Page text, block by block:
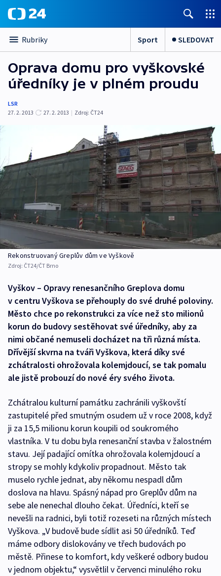
Rubriky Sport SLEDOVAT
Oprava domu pro vyškovské
úředníky je v plném proudu
LSR
27. 2. 2013
27. 2. 2013 | Zdroj: ČT24
Rekonstruovaný Greplův dům ve Vyškově
Zdroj: ČT24/ČT Brno
Vyškov – Opravy renesančního Greplova domu
v centru Vyškova se přehouply do své druhé poloviny.
Město chce po rekonstrukci za více než sto milionů
korun do budovy sestěhovat své úředníky, aby za
nimi občané nemuseli docházet na tři různá místa.
Dřívější skvrna na tváři Vyškova, která díky své
zchátralosti ohrožovala kolemjdoucí, se tak pomalu
ale jistě probouzí do nové éry svého života.
Zchátralou kulturní památku zachránili vyškovští
zastupitelé před smutným osudem už v roce 2008, když
ji za 15,5 milionu korun koupili od soukromého
vlastníka. V tu dobu byla renesanční stavba v žalostném
stavu. Její padající omítka ohrožovala kolemjdoucí a
stropy se mohly kdykoliv propadnout. Město tak
muselo rychle jednat, aby někomu nespadl dům
doslova na hlavu. Spásný nápad pro Greplův dům na
sebe ale nenechal dlouho čekat. Úředníci, kteří se
nevešli na radnici, byli totiž rozeseti na různých místech
Vyškova. „V budově bude sídlit asi 50 úředníků. Teď
máme odbory dislokovány ve třech budovách po
městě. Přinese to komfort, kdy veškeré odbory budou
v jednom objektu,“ vysvětlil v červenci minulého roku